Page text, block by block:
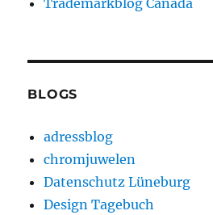
Trademarkblog Canada
BLOGS
adressblog
chromjuwelen
Datenschutz Lüneburg
Design Tagebuch